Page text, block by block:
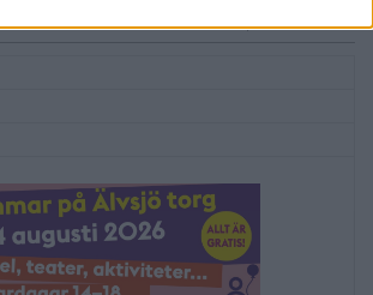
Publicerad 22:13, 2 november 2016